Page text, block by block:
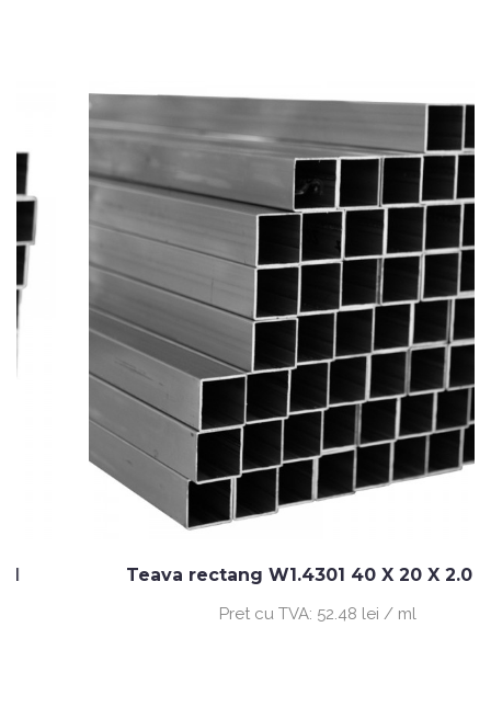
Teava rectang W1.4301 40 X 20 X 2.0 MM
Pret cu TVA:52.48 lei / ml